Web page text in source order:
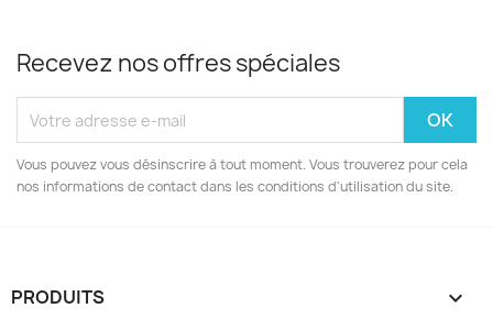
Recevez nos offres spéciales
Vous pouvez vous désinscrire à tout moment. Vous trouverez pour cela
nos informations de contact dans les conditions d'utilisation du site.
PRODUITS 